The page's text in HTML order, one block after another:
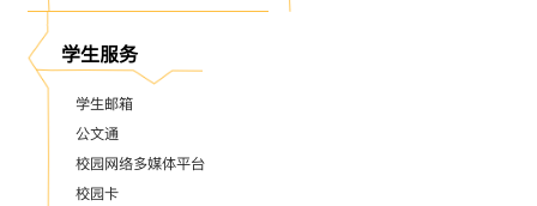
学生服务
学生邮箱
公文通
校园网络多媒体平台
校园卡